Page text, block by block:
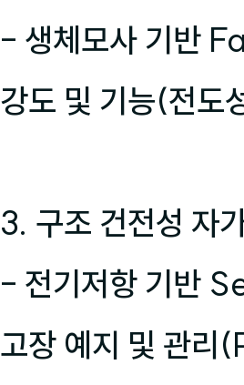
- 생체모사 기반
강도 및 기능(전도
3. 구조 건전성 자
- 전기저항 기반
고장 예지 및 관